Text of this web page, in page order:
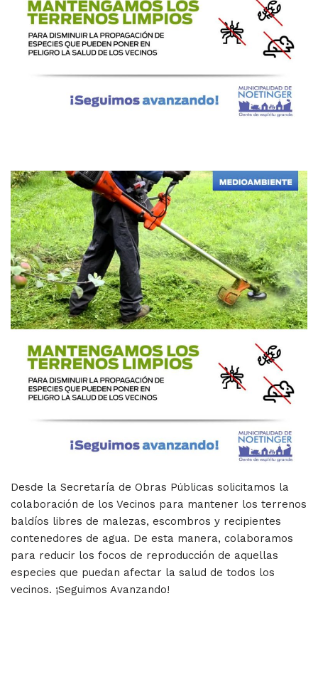
Desde la Secretaría de Obras Públicas solicitamos la
colaboración de los Vecinos para mantener los terrenos
baldíos libres de malezas, escombros y recipientes
contenedores de agua. De esta manera, colaboramos
para reducir los focos de reproducción de aquellas
especies que puedan afectar la salud de todos los
vecinos. ¡Seguimos Avanzando!